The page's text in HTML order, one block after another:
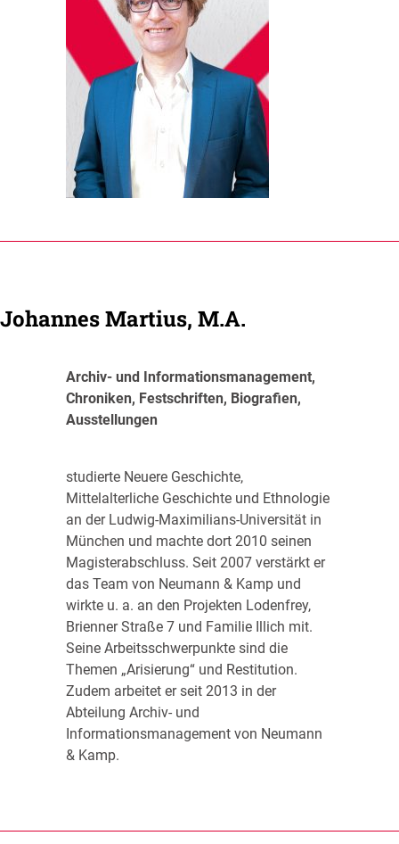
Johannes Martius, M.A.
Archiv- und Informationsmanagement,
Chroniken, Festschriften, Biografien,
Ausstellungen
studierte Neuere Geschichte,
Mittelalterliche Geschichte und Ethnologie
an der Ludwig-Maximilians-Universität in
München und machte dort 2010 seinen
Magisterabschluss. Seit 2007 verstärkt er
das Team von Neumann & Kamp und
wirkte u. a. an den Projekten Lodenfrey,
Brienner Straße 7 und Familie Illich mit.
Seine Arbeitsschwerpunkte sind die
Themen „Arisierung“ und Restitution.
Zudem arbeitet er seit 2013 in der
Abteilung Archiv- und
Informationsmanagement von Neumann
& Kamp.